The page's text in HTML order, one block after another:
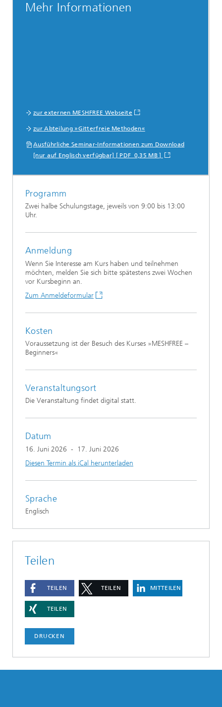
Mehr Informationen
zur externen MESHFREE Webseite
zur Abteilung »Gitterfreie Methoden«
Ausführliche Seminar-Informationen zum Download
[nur auf Englisch verfügbar] [ PDF 0,35 MB ]
Programm
Zwei halbe Schulungstage, jeweils von 9:00 bis 13:00
Uhr.
Anmeldung
Wenn Sie Interesse am Kurs haben und teilnehmen
möchten, melden Sie sich bitte spätestens zwei Wochen
vor Kursbeginn an.
Zum Anmeldeformular
Kosten
Voraussetzung ist der Besuch des Kurses »MESHFREE –
Beginners«
Veranstaltungsort
Die Veranstaltung findet digital statt.
Datum
16. Juni 2026 -
17. Juni 2026
Diesen Termin als iCal herunterladen
Sprache
Englisch
Teilen
TEILEN TEILEN MITTEILEN
TEILEN
DRUCKEN